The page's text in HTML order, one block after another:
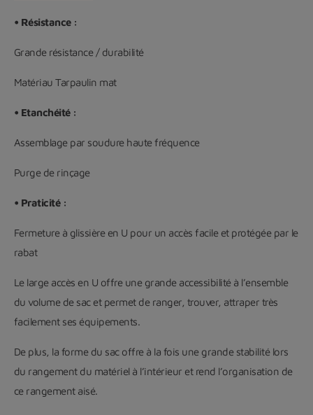
• Résistance :
Grande résistance / durabilité
Matériau Tarpaulin mat
• Etanchéité :
Assemblage par soudure haute fréquence
Purge de rinçage
• Praticité :
Fermeture à glissière en U pour un accès facile et protégée par le
rabat
Le large accès en U offre une grande accessibilité à l’ensemble
du volume de sac et permet de ranger, trouver, attraper très
facilement ses équipements.
De plus, la forme du sac offre à la fois une grande stabilité lors
du rangement du matériel à l’intérieur et rend l’organisation de
ce rangement aisé.